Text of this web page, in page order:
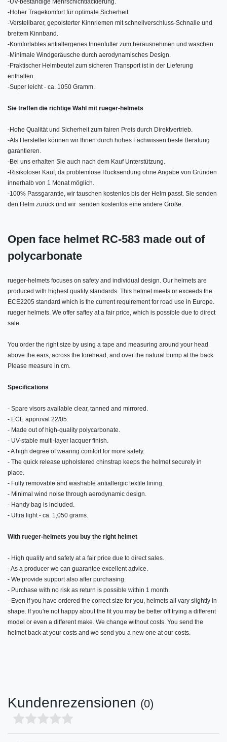
-UV-beständige Mehrschichtlackierung.
-Hoher Tragekomfort für optimale Sicherheit.
-Verstellbarer, gepolsterter Kinnriemen mit schnellverschluss-Schnalle und
breitem Kinnband.
-Komfortables antiallergenes Innenfutter zum herausnehmen und waschen.
-Minimale Windgeräusche durch aerodynamisches Design.
-Praktischer Helmbeutel zum sicheren Transport ist in der Lieferung
enthalten.
-Super leicht - ca. 1050 Gramm.
Sie treffen die richtige Wahl mit rueger-helmets
-Hohe Qualität und Sicherheit zum fairen Preis durch Direktvertrieb.
-Als Hersteller können wir Ihnen durch hohes Fachwissen beste Beratung
garantieren.
-Bei uns erhalten Sie auch nach dem Kauf Unterstützung.
-Risikoloser Kauf, da problemlose Rücksendung ohne Angabe von Gründen
innerhalb von 1 Monat möglich.
-100% Passgarantie, wir tauschen kostenlos bis der Helm passt. Sie senden
den Helm zurück und wir senden kostenlos eine andere Größe.
Open face helmet RC-583 made out of
polycarbonate
rueger-helmets focuses on safety and individual design. Our helmets are
produced with highest quality standards. This helmet meets or exceeds the
ECE2205 standard which is the current requirement for road use in Europe.
rueger helmets. We offer saftey at a fair price, which is possible due to direct
sale.
You order the right size by using a tape and measuring around your head
above the ears, across the forehead, and over the natural bump at the back.
Please measure in cm.
Specifications
- Spare visors available clear, tanned and mirrored.
- ECE approval 22/05.
- Made out of high-quality polycarbonate.
- UV-stable multi-layer lacquer finish.
- A high degree of wearing comfort for more safety.
- The quick release upholstered chinstrap keeps the helmet securely in
place.
- Fully removable and washable antiallergic textile lining.
- Minimal wind noise through aerodynamic design.
- Handy bag is included.
- Ultra light - ca. 1,050 grams.
With rueger-helmets you buy the right helmet
- High quality and safety at a fair price due to direct sales.
- As a producer we can guarantee excellent advice.
- We provide support also after purchasing.
- Purchase with no risk as return is possible within 1 month.
- Even if you have ordered the correct size for you, helmets all vary slightly in
shape. If you're not happy about the fit you may be better off trying a different
model or even a different make. We change without costs. You send the
helmet back at your costs and we send you a new one at our costs.
Kundenrezensionen (0)